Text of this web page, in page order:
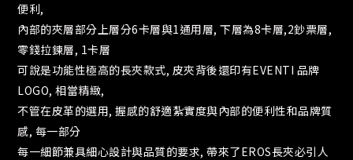
便利,
內部的夾層部分上層分6卡層與1通用層, 下層為8卡層,2鈔票層,
零錢拉鍊層, 1卡層
可說是功能性極高的長夾款式, 皮夾背後還印有EVENTI 品牌
LOGO, 相當精緻,
不管在皮革的選用, 握感的舒適紮實度與內部的便利性和品牌質
感, 每一部分
每一細節兼具細心設計與品質的要求, 帶來了EROS長夾必引人